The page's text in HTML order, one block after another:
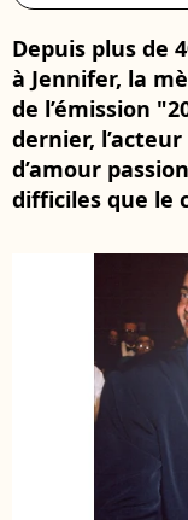
Depuis plus de
à Jennifer, la
de l’émission
dernier,
d’amour
difficiles que le